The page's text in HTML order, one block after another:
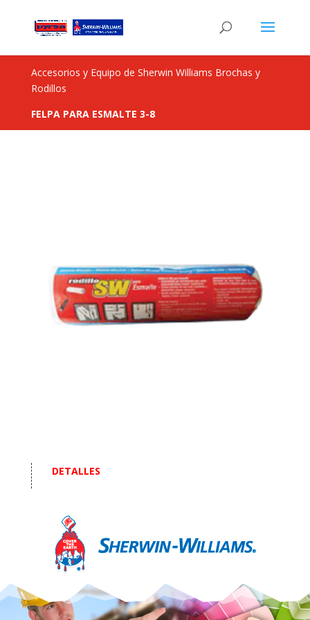
Accesorios y Equipo de Sherwin Williams Brochas y
Rodillos
FELPA PARA ESMALTE 3-8
DETALLES